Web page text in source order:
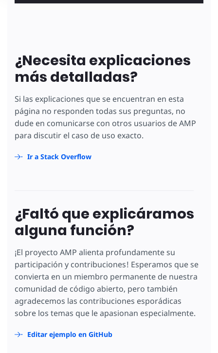
¿Necesita explicaciones
más detalladas?
Si las explicaciones que se encuentran en esta
página no responden todas sus preguntas, no
dude en comunicarse con otros usuarios de AMP
para discutir el caso de uso exacto.
Ir a Stack Overflow
¿Faltó que explicáramos
alguna función?
¡El proyecto AMP alienta profundamente su
participación y contribuciones! Esperamos que se
convierta en un miembro permanente de nuestra
comunidad de código abierto, pero también
agradecemos las contribuciones esporádicas
sobre los temas que le apasionan especialmente.
Editar ejemplo en GitHub